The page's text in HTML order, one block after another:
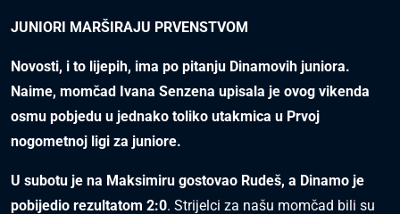
JUNIORI MARŠIRAJU PRVENSTVOM
Novosti, i to lijepih, ima po pitanju Dinamovih juniora.
Naime, momčad Ivana Senzena upisala je ovog vikenda
osmu pobjedu u jednako toliko utakmica u Prvoj
nogometnoj ligi za juniore.
U subotu je na Maksimiru gostovao Rudeš, a Dinamo je
pobijedio rezultatom 2:0. Strijelci za našu momčad bili su